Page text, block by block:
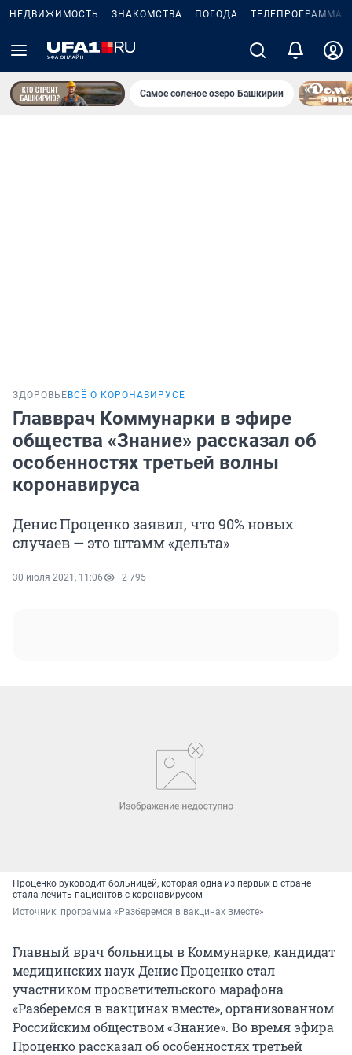
НЕДВИЖИМОСТЬ ЗНАКОМСТВА ПОГОДА ТЕЛЕПРОГРАММА
Самое соленое озеро Башкирии
ЗДОРОВЬЕ ВСЁ О КОРОНАВИРУСЕ
Главврач Коммунарки в эфире
общества «Знание» рассказал об
особенностях третьей волны
коронавируса
Денис Проценко заявил, что 90% новых
случаев — это штамм «дельта»
30 июля 2021, 11:06 2 795
Проценко руководит больницей, которая одна из первых в стране
стала лечить пациентов с коронавирусом
Источник: программа «Разберемся в вакцинах вместе»
Главный врач больницы в Коммунарке, кандидат
медицинских наук Денис Проценко стал
участником просветительского марафона
«Разберемся в вакцинах вместе», организованном
Российским обществом «Знание». Во время эфира
Проценко рассказал об особенностях третьей